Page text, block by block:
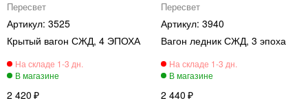
Пересвет
3525
Крытый вагон СЖД, 4 ЭПОХА
2 420
Пересвет
3940
Вагон ледник СЖД, 3 эпоха
2 440